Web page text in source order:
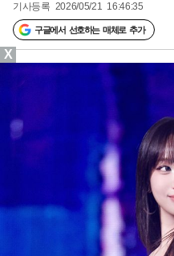
기사등록 2026/05/21 16:46:35
구글에서 선호하는 매체로 추가
X